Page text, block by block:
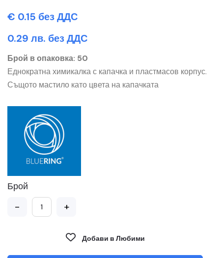
€ 0.15 без ДДС
0.29 лв. без ДДС
Брой в опаковка: 50
Еднократна химикалка с капачка и пластмасов корпус.
Същото мастило като цвета на капачката
Брой
- +
Добави в Любими